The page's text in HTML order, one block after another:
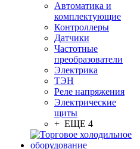
Автоматика и
комплектующие
Контроллеры
Датчики
Частотные
преобразователи
Электрика
ТЭН
Реле напряжения
Электрические
щиты
+ ЕЩЕ 4